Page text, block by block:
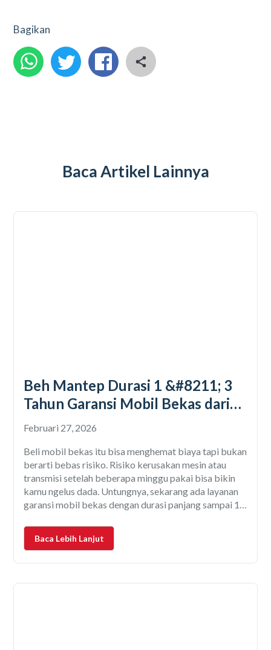
Bagikan
Baca Artikel Lainnya
Beh Mantep Durasi 1 &#8211; 3
Tahun Garansi Mobil Bekas dari
Otospector
Februari 27, 2026
Beli mobil bekas itu bisa menghemat biaya tapi bukan
berarti bebas risiko. Risiko kerusakan mesin atau
transmisi setelah beberapa minggu pakai bisa bikin
kamu ngelus dada. Untungnya, sekarang ada layanan
garansi mobil bekas dengan durasi panjang sampai 1–
jadi lebih aman dan nyaman. Salah satu layanan yang
banyak
Baca Lebih Lanjut